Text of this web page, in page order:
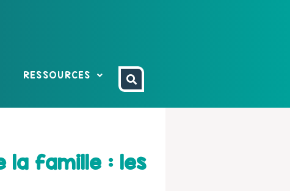
RESSOURCES
la famille : les